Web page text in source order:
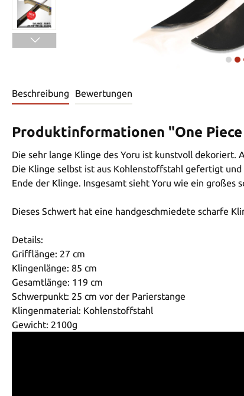
Beschreibung Bewertungen
Produktinformationen "One
Die sehr lange Klinge des Yoru ist kunstvoll dekoriert.
Die Klinge selbst ist aus Kohlenstoffstahl gefertigt
Ende der Klinge. Insgesamt sieht Yoru wie ein großes
Dieses Schwert hat eine handgeschmiedete scharfe
Details:
Grifflänge: 27 cm
Klingenlänge: 85 cm
Gesamtlänge: 119 cm
Schwerpunkt: 25 cm vor der Parierstange
Klingenmaterial: Kohlenstoffstahl
Gewicht: 2100g